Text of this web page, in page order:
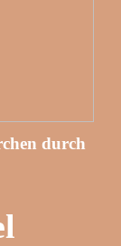
durch